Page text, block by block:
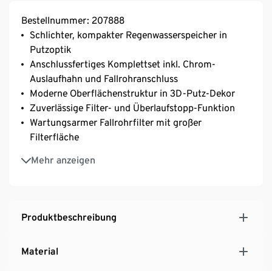
Bestellnummer: 207888
Schlichter, kompakter Regenwasserspeicher in
Putzoptik
Anschlussfertiges Komplettset inkl. Chrom-
Auslaufhahn und Fallrohranschluss
Moderne Oberflächenstruktur in 3D-Putz-Dekor
Zuverlässige Filter- und Überlaufstopp-Funktion
Wartungsarmer Fallrohrfilter mit großer
Filterfläche
Mehr anzeigen
Zusätzlicher Komfortanschluss für die
Wasserentnahme
UV- und witterungsbeständig
Ein Produkt der Marke Garantia
Produktbeschreibung
Material